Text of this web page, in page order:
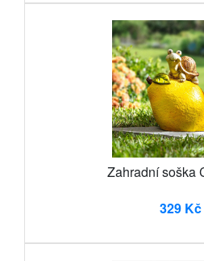
Zahradní soška
329 Kč